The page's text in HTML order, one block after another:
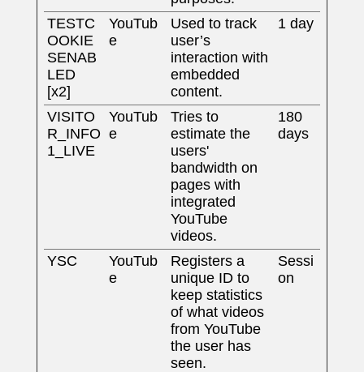
TESTC
OOKIE
SENAB
LED
[x2]
YouTub
e
Used to track
user’s
interaction with
embedded
content.
1 day
VISITO
R_INFO
1_LIVE
YouTub
e
Tries to
estimate the
users'
bandwidth on
pages with
integrated
YouTube
videos.
180
days
YSC
YouTub
e
Registers a
unique ID to
keep statistics
of what videos
from YouTube
the user has
seen.
Sessi
on